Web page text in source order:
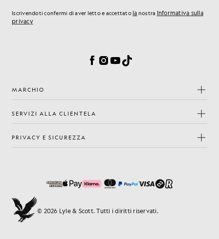
Iscrivendoti confermi di aver letto e accettato la nostra Informativa sulla
privacy
Facebook
Instagram
YouTube
TikTok
MARCHIO
SERVIZI ALLA CLIENTELA
PRIVACY E SICUREZZA
© 2026 Lyle & Scott. Tutti i diritti riservati.